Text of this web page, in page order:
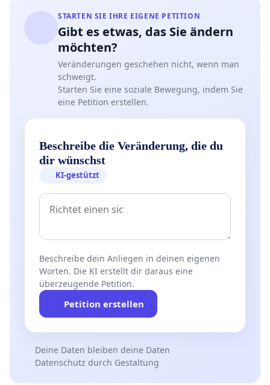
STARTEN SIE IHRE EIGENE PETITION
Gibt es etwas, das Sie ändern
möchten?
Veränderungen geschehen nicht, wenn man
schweigt.
Starten Sie eine soziale Bewegung, indem Sie
eine Petition erstellen.
Beschreibe die Veränderung, die du
dir wünschst
KI-gestützt
Beschreibe dein Anliegen in deinen eigenen
Worten. Die KI erstellt dir daraus eine
überzeugende Petition.
Petition erstellen
Deine Daten bleiben deine Daten
Datenschutz durch Gestaltung